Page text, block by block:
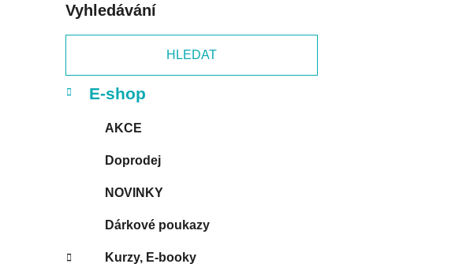
Vyhledávání
HLEDAT
kategorie
K
a
E-shop
AKCE
Doprodej
NOVINKY
Dárkové poukazy
Kurzy, E-booky